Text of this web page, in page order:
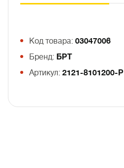
Код товара: 03047006
Бренд: БРТ
Артикул: 2121-8101200-Р